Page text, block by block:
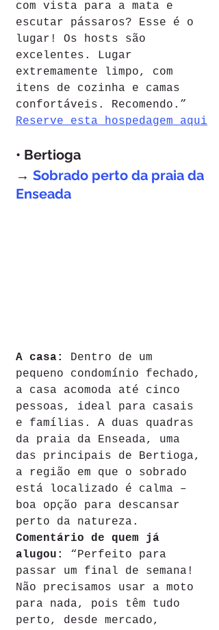
com vista para a mata e
escutar pássaros? Esse é o
lugar! Os hosts são
excelentes. Lugar
extremamente limpo, com
itens de cozinha e camas
confortáveis. Recomendo.”
Reserve esta hospedagem aqui
• Bertioga
→ Sobrado perto da praia da
Enseada
A casa: Dentro de um
pequeno condomínio fechado,
a casa acomoda até cinco
pessoas, ideal para casais
e famílias. A duas quadras
da praia da Enseada, uma
das principais de Bertioga,
a região em que o sobrado
está localizado é calma –
boa opção para descansar
perto da natureza.
Comentário de quem já
alugou: “Perfeito para
passar um final de semana!
Não precisamos usar a moto
para nada, pois têm tudo
perto, desde mercado,